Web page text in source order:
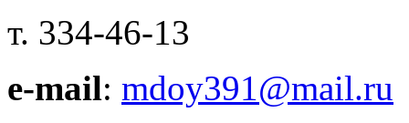
т. 334-46-13
e-mail: mdoy391@mail.ru